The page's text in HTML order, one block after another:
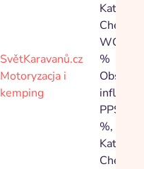
SvětKaravanů.cz
Motoryzacja i
kemping
WC
%
Obsahy
PPS
%,